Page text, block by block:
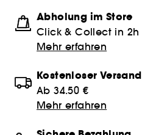
Abholung im Store
Click & Collect in 2h
Mehr erfahren
Kostenloser Versand
Ab 34.50 €
Mehr erfahren